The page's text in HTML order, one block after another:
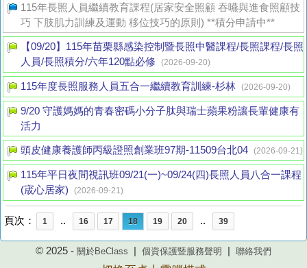
115年長照人員繼續教育課程(居家安全照顧 吞嚥與進食照顧技
巧 下肢肌力訓練及運動 移位技巧的原則) **積分申請中**
【09/20】115年苗栗縣感染控制暨長照中醫課程/長照課程/長照
人員/長照積分/六年120點必修
(2026-09-20)
115年度長照服務人員五合一繼續教育訓練-杉林 (2026-09-20)
9/20 守護媽媽的青春密碼小分子肽與瑞士蘋果粉讓長輩健康有
活力
頭皮健康養護師丙級證照創業班97期-11509台北04 (2026-09-21)
115年平日夜間視訊班09/21(一)~09/24(四)長照人員八合一課程
(宬心居家)
(2026-09-21)
頁次： 1 .. 16 17 18 19 20 .. 39
© 2025 - 關於BeClass 個資保護暨服務聲明 聯絡我們